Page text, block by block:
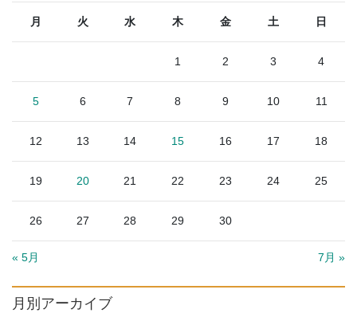
月 火 水 木 金 土 日
1 2 3 4
5 6 7 8 9 10 11
12 13 14 15 16 17 18
19 20 21 22 23 24 25
26 27 28 29 30
« 5月 7月 »
月別アーカイブ